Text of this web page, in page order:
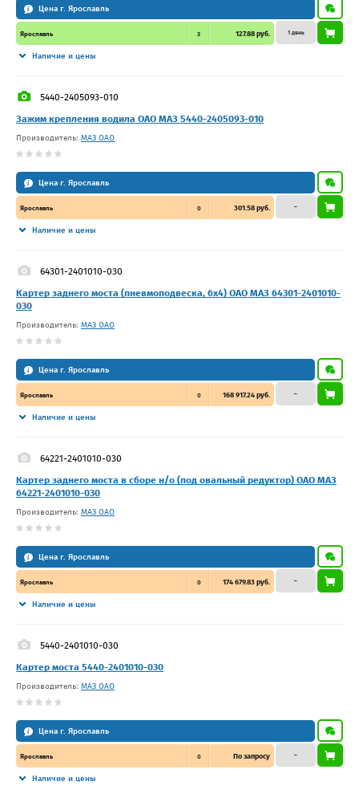
Цена г. Ярославль
Ярославль 3 127.88 руб.
Наличие и цены
1 день
5440-2405093-010
Зажим крепления водила ОАО МАЗ 5440-2405093-010
Производитель: МАЗ ОАО
Цена г. Ярославль
Ярославль 0 301.58 руб.
Наличие и цены
–
64301-2401010-030
Картер заднего моста (пневмоподвеска, 6х4) ОАО МАЗ 64301-2401010-
030
Производитель: МАЗ ОАО
Цена г. Ярославль
Ярославль 0 168 917.24 руб.
Наличие и цены
–
64221-2401010-030
Картер заднего моста в сборе н/о (под овальный редуктор) ОАО МАЗ
64221-2401010-030
Производитель: МАЗ ОАО
Цена г. Ярославль
Ярославль 0 174 679.83 руб.
Наличие и цены
–
5440-2401010-030
Картер моста 5440-2401010-030
Производитель: МАЗ ОАО
Цена г. Ярославль
Ярославль 0 По запросу
Наличие и цены
–